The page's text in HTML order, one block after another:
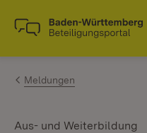
Zum Inhalt springen
Link zur Startseite
Meldungen
Aus- und Weiterbildung